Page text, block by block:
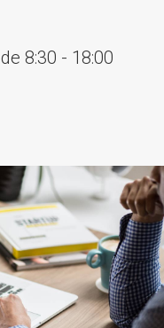
8:30 - 18:00